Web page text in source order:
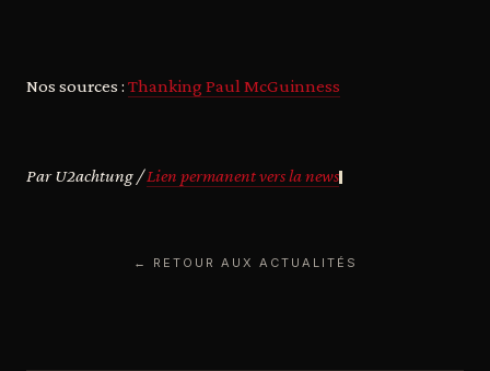
Nos sources : Thanking Paul McGuinness
Par U2achtung /Lien permanent vers la news
← RETOUR AUX ACTUALITÉS